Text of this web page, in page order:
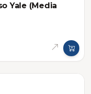
Yale (Media